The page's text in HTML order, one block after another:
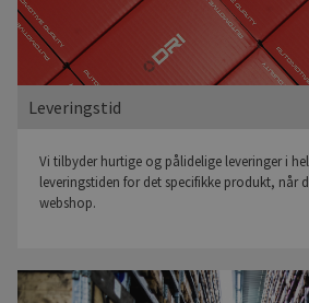
Leveringstid
Vi tilbyder hurtige og pålidelige leveringer i
leveringstiden for det specifikke produkt, når
webshop.